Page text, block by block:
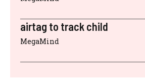
airtag to track child
MegaMind